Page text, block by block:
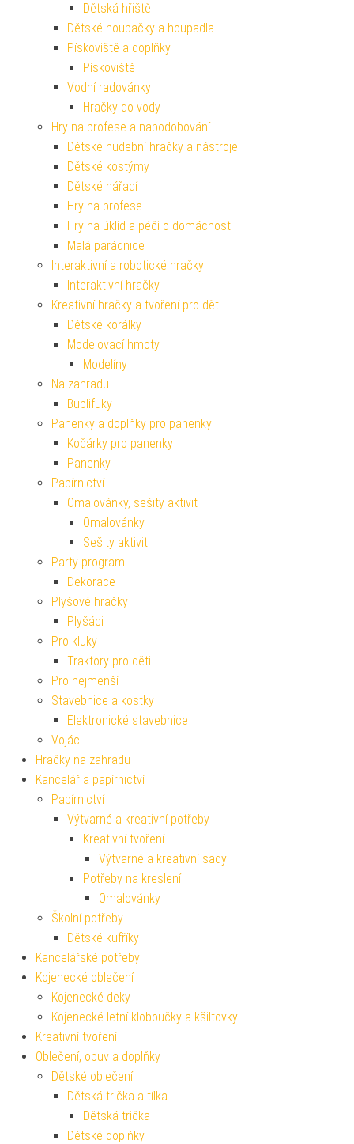
Dětská hřiště
Dětské houpačky a houpadla
Pískoviště a doplňky
Pískoviště
Vodní radovánky
Hračky do vody
Hry na profese a napodobování
Dětské hudební hračky a nástroje
Dětské kostýmy
Dětské nářadí
Hry na profese
Hry na úklid a péči o domácnost
Malá parádnice
Interaktivní a robotické hračky
Interaktivní hračky
Kreativní hračky a tvoření pro děti
Dětské korálky
Modelovací hmoty
Modelíny
Na zahradu
Bublifuky
Panenky a doplňky pro panenky
Kočárky pro panenky
Panenky
Papírnictví
Omalovánky, sešity aktivit
Omalovánky
Sešity aktivit
Party program
Dekorace
Plyšové hračky
Plyšáci
Pro kluky
Traktory pro děti
Pro nejmenší
Stavebnice a kostky
Elektronické stavebnice
Vojáci
Hračky na zahradu
Kancelář a papírnictví
Papírnictví
Výtvarné a kreativní potřeby
Kreativní tvoření
Výtvarné a kreativní sady
Potřeby na kreslení
Omalovánky
Školní potřeby
Dětské kufříky
Kancelářské potřeby
Kojenecké oblečení
Kojenecké deky
Kojenecké letní kloboučky a kšiltovky
Kreativní tvoření
Oblečení, obuv a doplňky
Dětské oblečení
Dětská trička a tílka
Dětská trička
Dětské doplňky